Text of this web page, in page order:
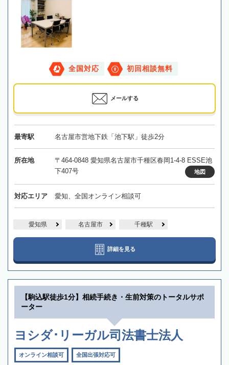
全国対応 初回相談無料
メールする
最寄駅 名古屋市営地下鉄「池下駅」徒歩2分
所在地
〒464-0848 愛知県名古屋市千種区春岡1-4-8 ESSE池
下407号
地図
対応エリア 愛知、全国オンライン相談可
愛知県 名古屋市 千種駅
詳細を見る
【駒込駅徒歩1分】相続手続き・生前対策のトータルサポ
ーター
ヨシダ･リーガル司法書士法人
オンライン相談可 全国出張対応可